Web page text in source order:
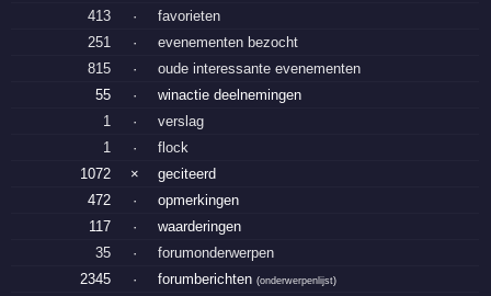
413
·
favorieten
251
·
evenementen bezocht
815
·
oude interessante evenementen
55
·
winactie deelnemingen
1
·
verslag
1
·
flock
1072
×
geciteerd
472
·
opmerkingen
117
·
waarderingen
35
·
forumonderwerpen
2345
· forumberichten(onderwerpenlijst)